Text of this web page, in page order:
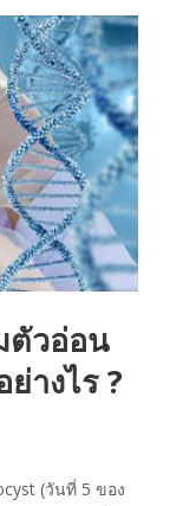
ตัวอ่อน
างไร ?
(วันที่ 5 ของ